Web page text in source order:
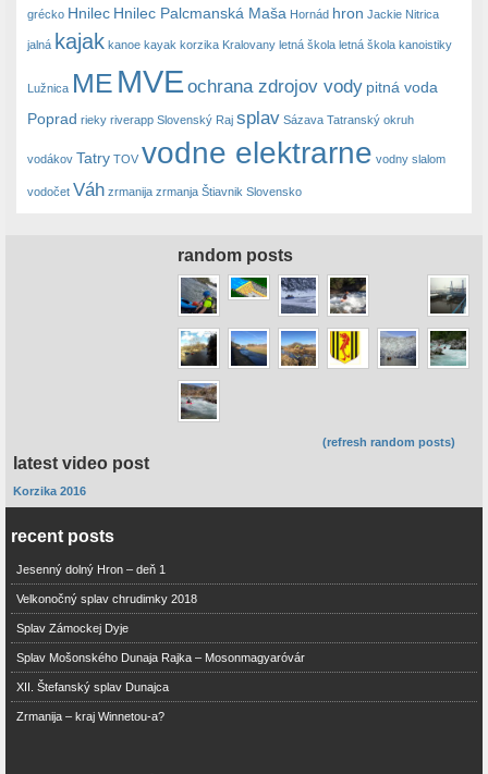
grécko Hnilec Hnilec Palcmanská Maša Hornád hron Jackie Nitrica
jalná kajak kanoe kayak korzika Kralovany letná škola letná škola kanoistiky
Lužnica ME MVE ochrana zdrojov vody pitná voda
Poprad rieky riverapp Slovenský Raj splav Sázava Tatranský okruh
vodákov Tatry TOV vodne elektrarne vodny slalom
vodočet Váh zrmanija zrmanja Štiavnik Slovensko
random posts
(refresh random posts)
latest video post
Korzika 2016
recent posts
Jesenný dolný Hron – deň 1
Velkonočný splav chrudimky 2018
Splav Zámockej Dyje
Splav Mošonského Dunaja Rajka – Mosonmagyaróvár
XII. Štefanský splav Dunajca
Zrmanija – kraj Winnetou-a?